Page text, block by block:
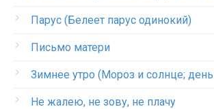
Парус (Белеет парус одинокий)
Письмо матери
Зимнее утро (Мороз и солнце;
Не жалею, не зову, не плачу